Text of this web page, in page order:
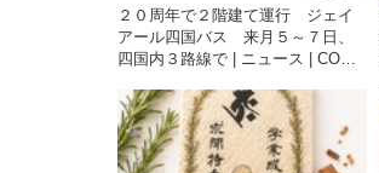
２０周年で２階建て運行 ジェイ
アール四国バス 来月５～７日、
四国内３路線で | ニュース | COOL
香川の観光情報サイト